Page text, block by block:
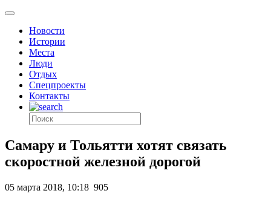
Новости
Истории
Места
Люди
Отдых
Спецпроекты
Контакты
Самару и Тольятти хотят связать
скоростной железной дорогой
05 марта 2018, 10:18 905